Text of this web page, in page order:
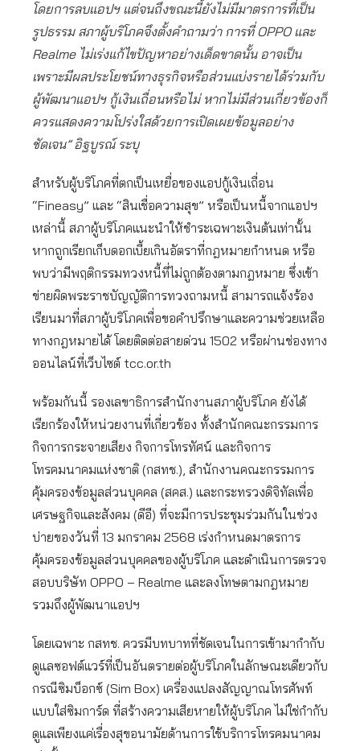
โดยการลบแอปฯ แต่จนถึงขณะนี้ยังไม่มีมาตรการที่เป็น
รูปธรรม สภาผู้บริโภคจึงตั้งคำถามว่า การที่ OPPO และ
Realme ไม่เร่งแก้ไขปัญหาอย่างเด็ดขาดนั้น อาจเป็น
เพราะมีผลประโยชน์ทางธุรกิจหรือส่วนแบ่งรายได้ร่วมกับ
ผู้พัฒนาแอปฯ กู้เงินเถื่อนหรือไม่ หากไม่มีส่วนเกี่ยวข้องก็
ควรแสดงความโปร่งใสด้วยการเปิดเผยข้อมูลอย่าง
ชัดเจน” อิฐบูรณ์ ระบุ
สำหรับผู้บริโภคที่ตกเป็นเหยื่อของแอปกู้เงินเถื่อน
“Fineasy” และ “สินเชื่อความสุข” หรือเป็นหนี้จากแอปฯ
เหล่านี้ สภาผู้บริโภคแนะนำให้ชำระเฉพาะเงินต้นเท่านั้น
หากถูกเรียกเก็บดอกเบี้ยเกินอัตราที่กฎหมายกำหนด หรือ
พบว่ามีพฤติกรรมทวงหนี้ที่ไม่ถูกต้องตามกฎหมาย ซึ่งเข้า
ข่ายผิดพระราชบัญญัติการทวงถามหนี้ สามารถแจ้งร้อง
เรียนมาที่สภาผู้บริโภคเพื่อขอคำปรึกษาและความช่วยเหลือ
ทางกฎหมายได้ โดยติดต่อสายด่วน 1502 หรือผ่านช่องทาง
ออนไลน์ที่เว็บไซต์ tcc.or.th
พร้อมกันนี้ รองเลขาธิการสำนักงานสภาผู้บริโภค ยังได้
เรียกร้องให้หน่วยงานที่เกี่ยวข้อง ทั้งสำนักคณะกรรมการ
กิจการกระจายเสียง กิจการโทรทัศน์ และกิจการ
โทรคมนาคมแห่งชาติ (กสทช.), สำนักงานคณะกรรมการ
คุ้มครองข้อมูลส่วนบุคคล (สคส.) และกระทรวงดิจิทัลเพื่อ
เศรษฐกิจและสังคม (ดีอี) ที่จะมีการประชุมร่วมกันในช่วง
บ่ายของวันที่ 13 มกราคม 2568 เร่งกำหนดมาตรการ
คุ้มครองข้อมูลส่วนบุคคลของผู้บริโภค และดำเนินการตรวจ
สอบบริษัท OPPO – Realme และลงโทษตามกฎหมาย
รวมถึงผู้พัฒนาแอปฯ
โดยเฉพาะ กสทช. ควรมีบทบาทที่ชัดเจนในการเข้ามากำกับ
ดูแลซอฟต์แวร์ที่เป็นอันตรายต่อผู้บริโภคในลักษณะเดียวกับ
กรณีซิมบ็อกซ์ (Sim Box) เครื่องแปลงสัญญาณโทรศัพท์
แบบใส่ซิมการ์ด ที่สร้างความเสียหายให้ผู้บริโภค ไม่ใช่กำกับ
ดูแลเพียงแค่เรื่องสุขอนามัยด้านการใช้บริการโทรคมนาคม